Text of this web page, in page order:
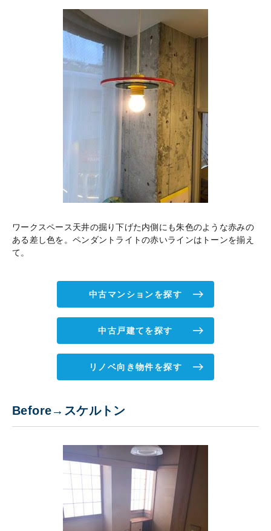
ワークスペース天井の掘り下げた内側にも朱色のような赤みの
ある差し色を。ペンダントライトの赤いラインはトーンを揃え
て。
中古マンションを探す
中古戸建てを探す
リノベ向き物件を探す
Before→スケルトン